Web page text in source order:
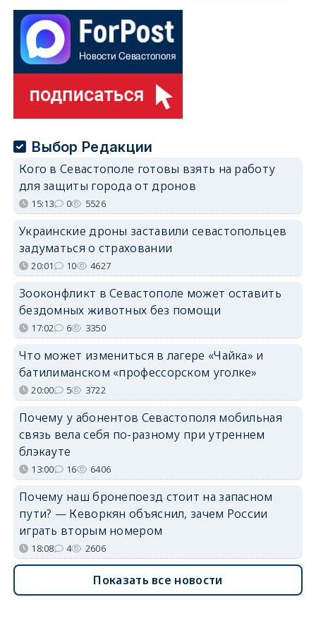
Выбор Редакции
Кого в Севастополе готовы взять на работу
для защиты города от дронов
15:13 0 5526
Украинские дроны заставили севастопольцев
задуматься о страховании
20:01 10 4627
Зооконфликт в Севастополе может оставить
бездомных животных без помощи
17:02 6 3350
Что может измениться в лагере «Чайка» и
батилиманском «профессорском уголке»
20:00 5 3722
Почему у абонентов Севастополя мобильная
связь вела себя по-разному при утреннем
блэкауте
13:00 16 6406
Почему наш бронепоезд стоит на запасном
пути? — Кеворкян объяснил, зачем России
играть вторым номером
18:08 4 2606
Показать все новости